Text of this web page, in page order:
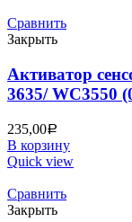
Сравнить
Закрыть
Активатор
3635/ WC3550
235,00Р
В корзину
Quick view
Сравнить
Закрыть